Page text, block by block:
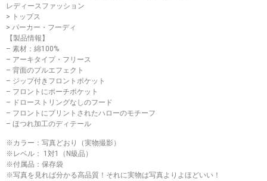
レディースファッション
> トップス
> パーカー・フーディ
【製品情報】
– 素材：綿100%
– アーキタイプ・フリース
– 背面のプルエフェクト
– ジップ付きフロントポケット
– フロントにポーチポケット
– ドローストリングなしのフード
– フロントにプリントされたハローのモチーフ
– ほつれ加工のディテール
※カラー：写真どおり（実物撮影）
※レベル： 1対1（N級品）
※付属品：保存袋
※写真を見れば分かる高品質！それに実物は写真よりよほどいい！